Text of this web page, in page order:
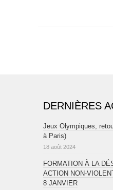
DERNIÈRES
Jeux Olympiques,
à Paris)
18 août 2024
FORMATION À LA
ACTION NON-
8 JANVIER